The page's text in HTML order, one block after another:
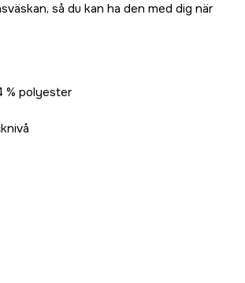
så du kan ha den med dig när
% polyester